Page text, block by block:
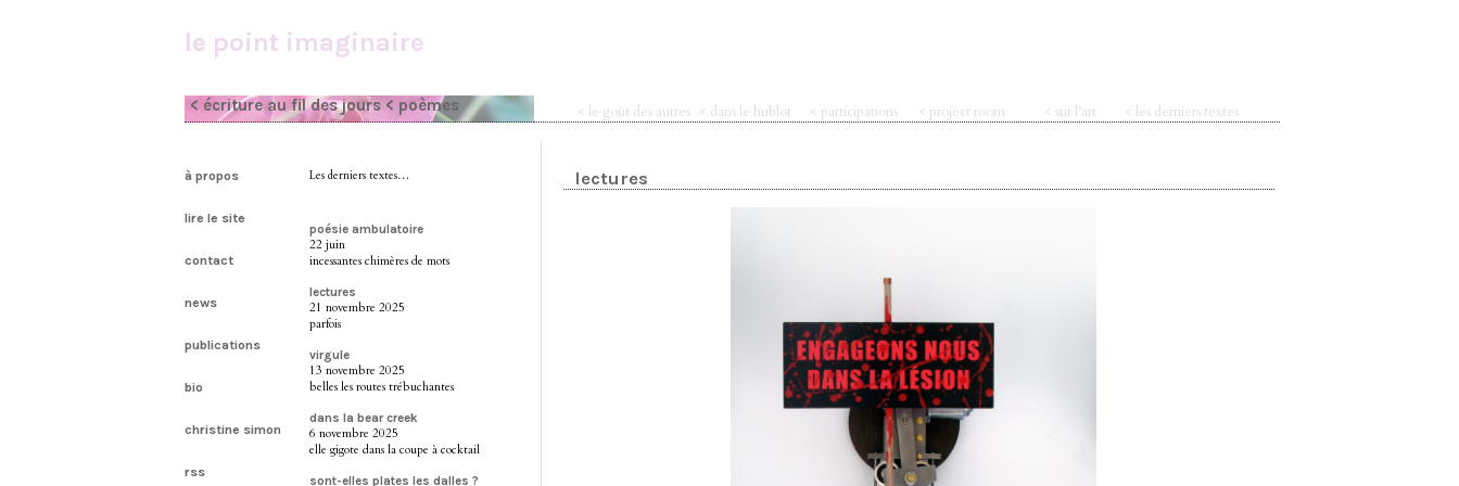
le point imaginaire
< écriture au fil des jours < poèmes < le goût des autres < dans le hublot < participations < project room < sur l’art < les derniers textes
à propos
lire le site
contact
news
publications
bio
christine simon
rss
Les derniers textes…
poésie ambulatoire
22 juin
incessantes chimères de mots
lectures
21 novembre 2025
parfois
virgule
13 novembre 2025
belles les routes trébuchantes
dans la bear creek
6 novembre 2025
elle gigote dans la coupe à cocktail
sont-elles plates les dalles ?
lectures